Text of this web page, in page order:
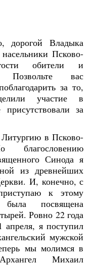
дорогой Владыка
Псково-
обители и
Позвольте вас
за то,
участие в
за
в Псково-
Синода я
из древнейших
И, конечно, с
к этому
посвящена
Ровно 22 года
апреля, я поступил
мужской
мы молимся в
Михаил